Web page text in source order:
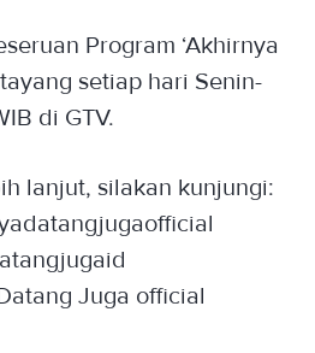
Program ‘Akhirnya
setiap hari Senin-
di GTV.
lanjut, silakan kunjungi:
Juga official